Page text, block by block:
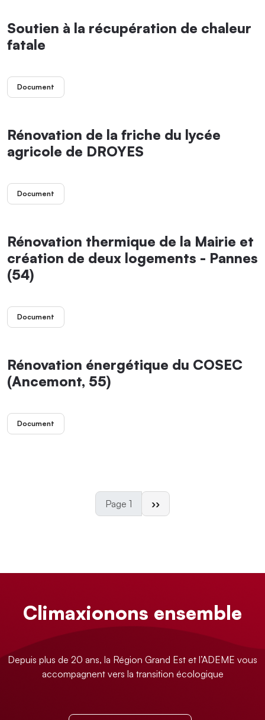
Soutien à la récupération de chaleur
fatale
Document
Rénovation de la friche du lycée
agricole de DROYES
Document
Rénovation thermique de la Mairie et
création de deux logements - Pannes
(54)
Document
Rénovation énergétique du COSEC
(Ancemont, 55)
Document
Page 1 Page suivante
››
Climaxionons ensemble
Depuis plus de 20 ans, la Région Grand Est et l’ADEME vous
accompagnent vers la transition écologique